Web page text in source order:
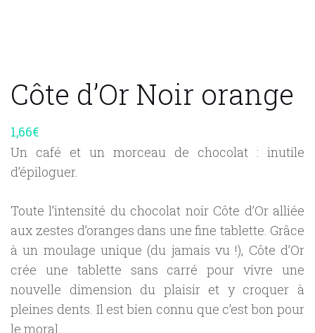
Côte d’Or Noir orange
1,66€
Un café et un morceau de chocolat : inutile
d’épiloguer.
Toute l’intensité du chocolat noir Côte d’Or alliée
aux zestes d’oranges dans une fine tablette. Grâce
à un moulage unique (du jamais vu !), Côte d’Or
crée une tablette sans carré pour vivre une
nouvelle dimension du plaisir et y croquer à
pleines dents. Il est bien connu que c’est bon pour
le moral.